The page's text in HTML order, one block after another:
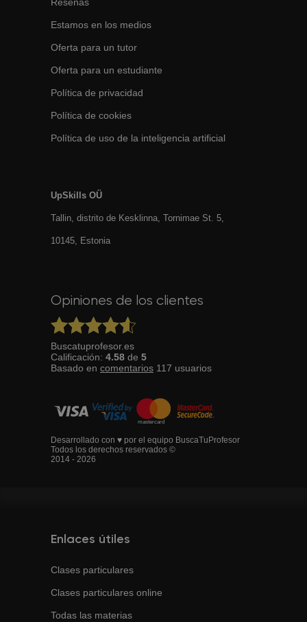
Estamos en los medios
Oferta para un tutor
Oferta para un estudiante
Política de privacidad
Política de cookies
Política de uso de la inteligencia artificial
UpSkills OÜ
Tallin, distrito de Kesklinna, Tornimаe St. 5,
10145, Estonia
Opiniones de los clientes
Buscatuprofesor.es
Calificación: 4.58 de 5
Basado en comentarios 117 usuarios
Desarrollado con ♥ por el equipo BuscaTuProfesor
Todos los derechos reservados ©
2014 - 2026
Enlaces útiles
Clases particulares
Clases particulares online
Todas las materias